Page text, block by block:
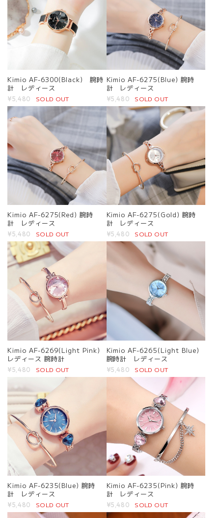
Kimio AF-6300(Black) 腕時
計 レディース
¥5,480 SOLD OUT
Kimio AF-6275(Blue) 腕時
計 レディース
¥5,480 SOLD OUT
Kimio AF-6275(Red) 腕時
計 レディース
¥5,480 SOLD OUT
Kimio AF-6275(Gold) 腕時
計 レディース
¥5,480 SOLD OUT
Kimio AF-6269(Light Pink)
レディース 腕時計
¥5,480 SOLD OUT
Kimio AF-6265(Light Blue)
腕時計 レディース
¥5,480 SOLD OUT
Kimio AF-6235(Blue) 腕時
計 レディース
¥5,480 SOLD OUT
Kimio AF-6235(Pink) 腕時
計 レディース
¥5,480 SOLD OUT